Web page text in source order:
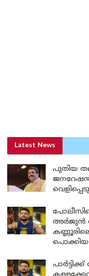
Latest News
പുതിയ
ജനറേഷൻ
അർജുൻ